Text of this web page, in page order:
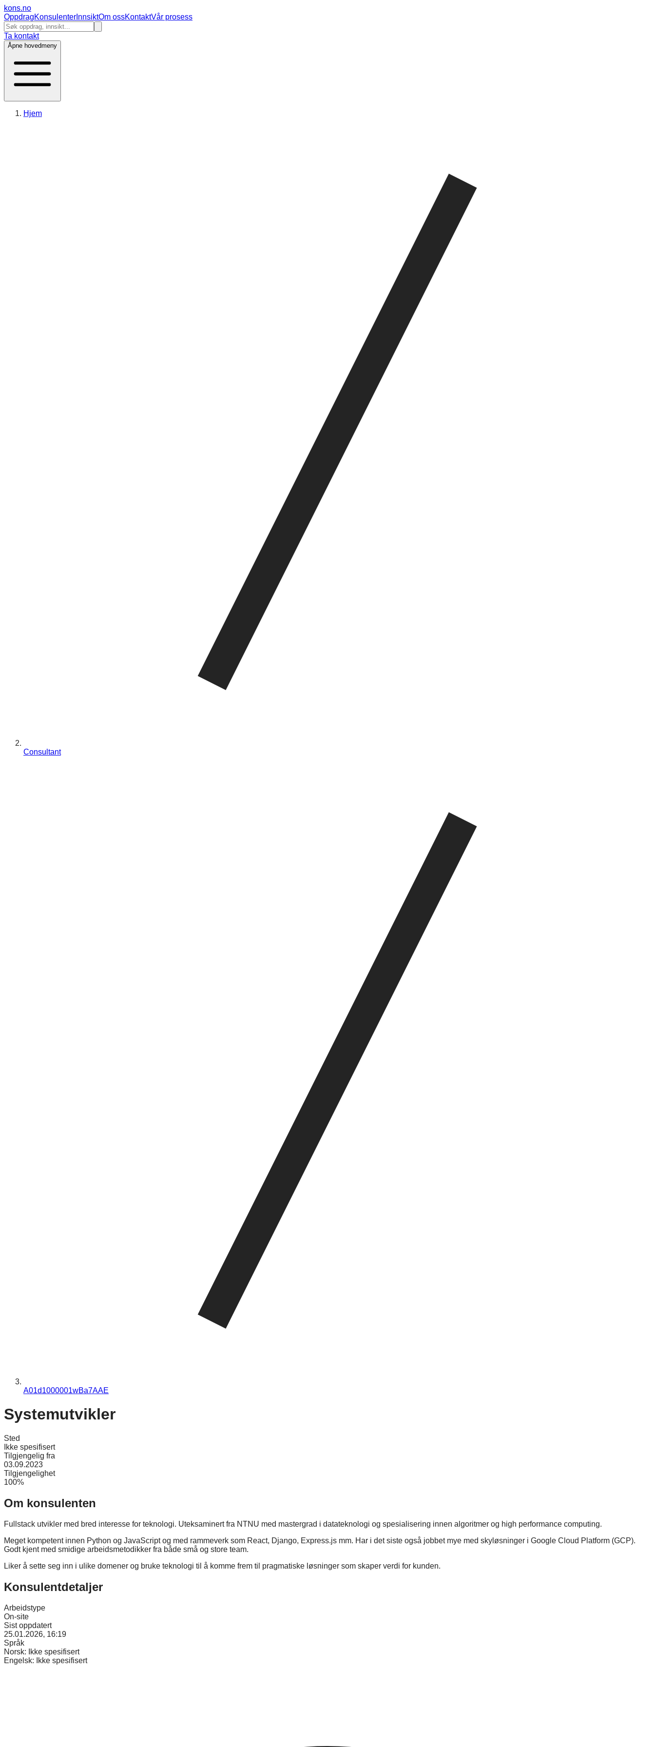
kons.no
OppdragKonsulenter InnsiktOm ossKontaktVår prosess
Ta kontakt
Åpne hovedmeny
Hjem
Consultant
A01d1000001wBa7AAE
Systemutvikler
Sted
Ikke spesifisert
Tilgjengelig fra
03.09.2023
Tilgjengelighet
100%
Om konsulenten
Fullstack utvikler med bred interesse for teknologi. Uteksaminert fra NTNU med mastergrad i datateknologi og spesialisering innen algoritmer og high performance computing.
Meget kompetent innen Python og JavaScript og med rammeverk som React, Django, Express.js mm. Har i det siste også jobbet mye med skyløsninger i Google Cloud Platform (GCP).
Godt kjent med smidige arbeidsmetodikker fra både små og store team.
Liker å sette seg inn i ulike domener og bruke teknologi til å komme frem til pragmatiske løsninger som skaper verdi for kunden.
Konsulentdetaljer
Arbeidstype
On-site
Sist oppdatert
25.01.2026, 16:19
Språk
Norsk:
Ikke spesifisert
Engelsk:
Ikke spesifisert